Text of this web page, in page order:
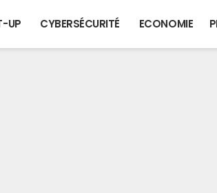
UP CYBERSÉCURITÉ ECONOMIE